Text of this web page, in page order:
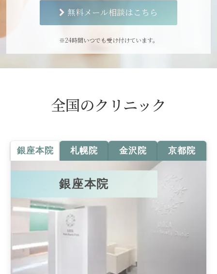
無料メール相談はこちら
※24時間いつでも受け付けています。
全国のクリニック
銀座本院 札幌院 金沢院 京都院
銀座本院